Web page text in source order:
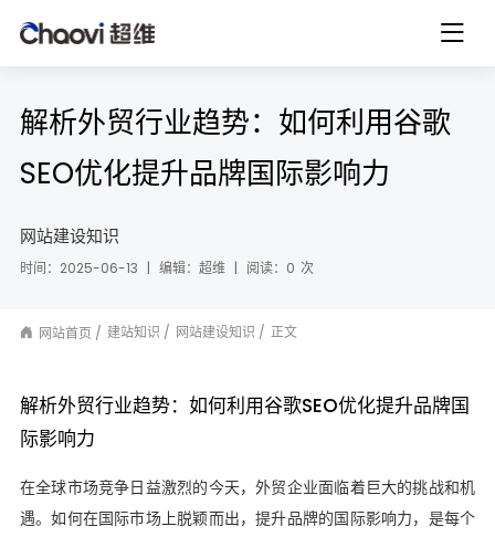
解析外贸行业趋势：如何利用谷歌
SEO优化提升品牌国际影响力
网站建设知识
时间：2025-06-13 | 编辑：超维 | 阅读： 0 次
网站首页 建站知识 网站建设知识 正文
解析外贸行业趋势：如何利用谷歌SEO优化提升品牌国
际影响力
在全球市场竞争日益激烈的今天，外贸企业面临着巨大的挑战和机
遇。如何在国际市场上脱颖而出，提升品牌的国际影响力，是每个